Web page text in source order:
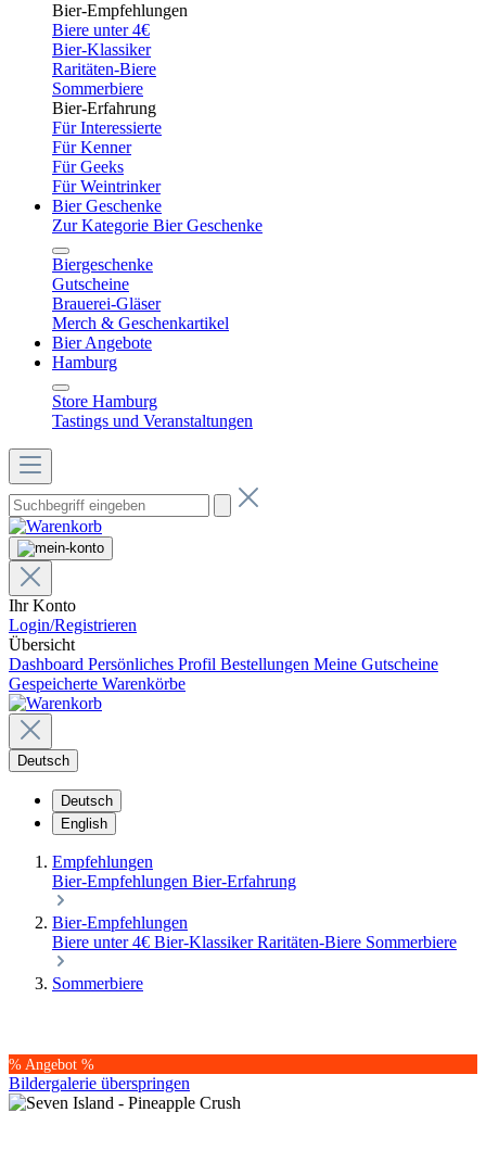
Bier-Empfehlungen
Biere unter 4€
Bier-Klassiker
Raritäten-Biere
Sommerbiere
Bier-Erfahrung
Für Interessierte
Für Kenner
Für Geeks
Für Weintrinker
Bier Geschenke
Zur Kategorie Bier Geschenke
Biergeschenke
Gutscheine
Brauerei-Gläser
Merch & Geschenkartikel
Bier Angebote
Hamburg
Store Hamburg
Tastings und Veranstaltungen
Ihr Konto
Login/Registrieren
Übersicht
Dashboard Persönliches Profil Bestellungen Meine Gutscheine
Gespeicherte Warenkörbe
Deutsch
Deutsch
English
Empfehlungen
Bier-Empfehlungen Bier-Erfahrung
Bier-Empfehlungen
Biere unter 4€ Bier-KlassikerRaritäten-Biere Sommerbiere
Sommerbiere
% Angebot %
Bildergalerie überspringen